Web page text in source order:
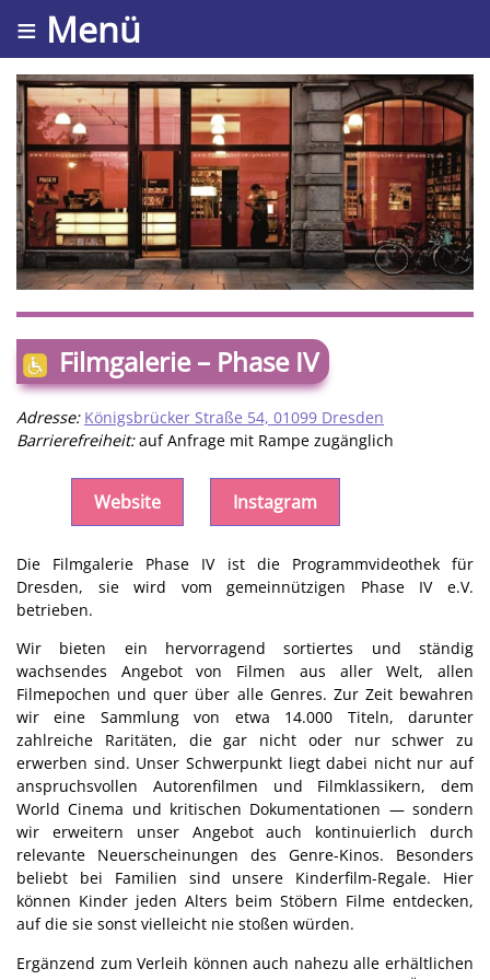
≡ Menü
Filmgalerie – Phase IV
Adresse: Königsbrücker Straße 54, 01099 Dresden
Barrierefreiheit:auf Anfrage mit Rampe zugänglich
Website Instagram
Die Filmgalerie Phase IV ist die Programmvideothek für
Dresden, sie wird vom gemeinnützigen Phase IV e.V.
betrieben.
Wir bieten ein hervorragend sortiertes und ständig
wachsendes Angebot von Filmen aus aller Welt, allen
Filmepochen und quer über alle Genres. Zur Zeit bewahren
wir eine Sammlung von etwa 14.000 Titeln, darunter
zahlreiche Raritäten, die gar nicht oder nur schwer zu
erwerben sind. Unser Schwerpunkt liegt dabei nicht nur auf
anspruchsvollen Autorenfilmen und Filmklassikern, dem
World Cinema und kritischen Dokumentationen — sondern
wir erweitern unser Angebot auch kontinuierlich durch
relevante Neuerscheinungen des Genre-Kinos. Besonders
beliebt bei Familien sind unsere Kinderfilm-Regale. Hier
können Kinder jeden Alters beim Stöbern Filme entdecken,
auf die sie sonst vielleicht nie stoßen würden.
Ergänzend zum Verleih können auch nahezu alle erhältlichen